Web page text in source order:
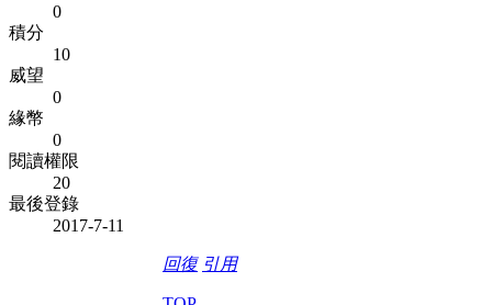
0
積分
10
威望
0
緣幣
0
閱讀權限
20
最後登錄
2017-7-11
回復 引用